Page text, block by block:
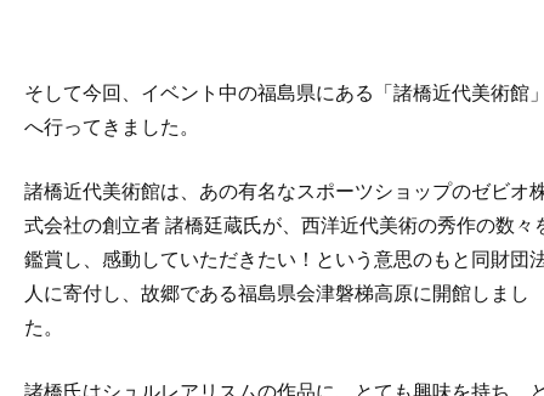
そして今回、イベント中の福島県にある「諸橋近代美術館
へ行ってきました。
諸橋近代美術館は、あの有名なスポーツショップのゼビオ
式会社の創立者 諸橋廷蔵氏が、西洋近代美術の秀作の数々
鑑賞し、感動していただきたい！という意思のもと同財団
人に寄付し、故郷である福島県会津磐梯高原に開館しまし
た。
諸橋氏はシュルレアリスムの作品に、とても興味を持ち、